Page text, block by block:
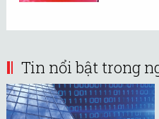
Tin nổi bật trong